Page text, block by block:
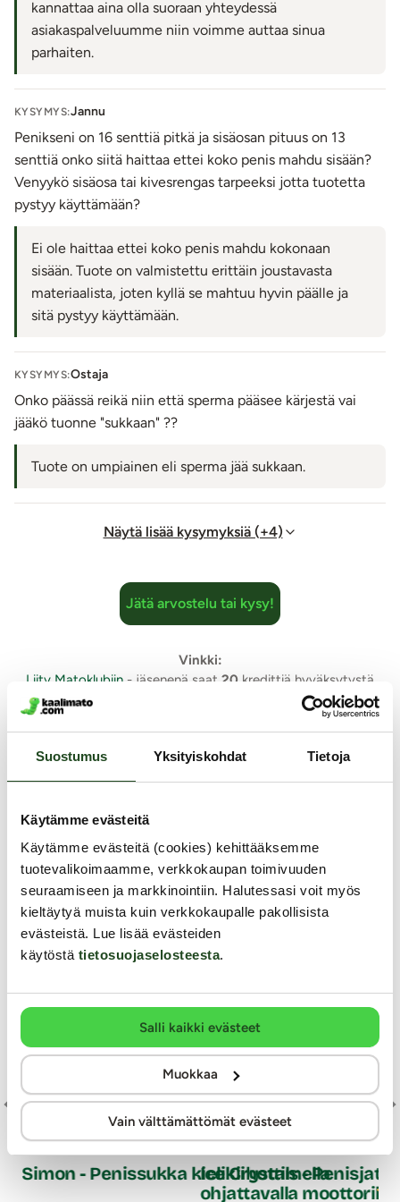
Suostumus Yksityiskohdat Tietoja
Käytämme evästeitä
Käytämme evästeitä (cookies) kehittääksemme
tuotevalikoimaamme, verkkokaupan toimivuuden
seuraamiseen ja markkinointiin. Halutessasi voit myös
kieltäytyä muista kuin verkkokaupalle pakollisista
evästeistä. Lue lisää evästeiden
käytöstä tietosuojaselosteesta.
Salli kaikki evästeet
Muokkaa
Vain välttämättömät evästeet
kannattaa aina olla suoraan yhteydessä
asiakaspalveluumme niin voimme auttaa sinua
parhaiten.
KYSYMYS:Jannu
Penikseni on 16 senttiä pitkä ja sisäosan pituus on 13
senttiä onko siitä haittaa ettei koko penis mahdu sisään?
Venyykö sisäosa tai kivesrengas tarpeeksi jotta tuotetta
pystyy käyttämään?
Ei ole haittaa ettei koko penis mahdu kokonaan
sisään. Tuote on valmistettu erittäin joustavasta
materiaalista, joten kyllä se mahtuu hyvin päälle ja
sitä pystyy käyttämään.
KYSYMYS:Ostaja
Onko päässä reikä niin että sperma pääsee kärjestä vai
jääkö tuonne "sukkaan" ??
Tuote on umpiainen eli sperma jää sukkaan.
Näytä lisää kysymyksiä (+4)
Jätä arvostelu tai kysy!
Vinkki:
Liity Matoklubiin - jäsenenä saat 20 kredittiä hyväksytystä
Samankaltaisia tuotteita
YKSINOIKEUS
SOHIMI
Simon - Penissukka kielikiihottimella
Nanma
Ice Crystals -
ohjattavalla moottorilla